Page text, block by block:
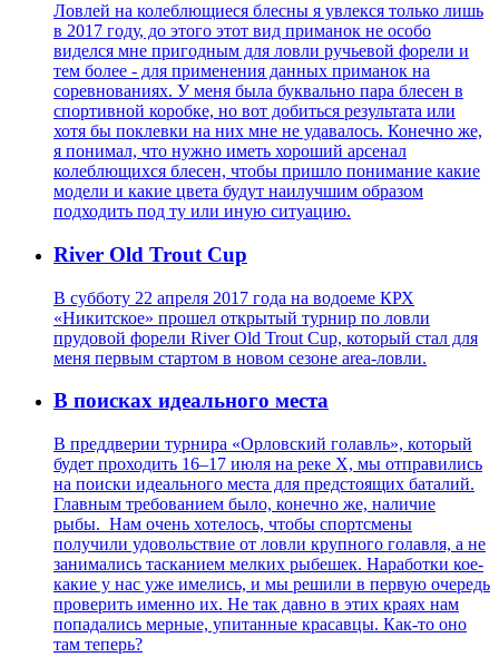
Ловлей на колеблющиеся блесны я увлекся только лишь
в 2017 году, до этого этот вид приманок не особо
виделся мне пригодным для ловли ручьевой форели и
тем более - для применения данных приманок на
соревнованиях. У меня была буквально пара блесен в
спортивной коробке, но вот добиться результата или
хотя бы поклевки на них мне не удавалось. Конечно же,
я понимал, что нужно иметь хороший арсенал
колеблющихся блесен, чтобы пришло понимание какие
модели и какие цвета будут наилучшим образом
подходить под ту или иную ситуацию.
River Old Trout Cup
В субботу 22 апреля 2017 года на водоеме КРХ
«Никитское» прошел открытый турнир по ловли
прудовой форели River Old Trout Cup, который стал для
меня первым стартом в новом сезоне area-ловли.
В поисках идеального места
В преддверии турнира «Орловский голавль», который
будет проходить 16–17 июля на реке Х, мы отправились
на поиски идеального места для предстоящих баталий.
Главным требованием было, конечно же, наличие
рыбы. Нам очень хотелось, чтобы спортсмены
получили удовольствие от ловли крупного голавля, а не
занимались тасканием мелких рыбешек. Наработки кое-
какие у нас уже имелись, и мы решили в первую очередь
проверить именно их. Не так давно в этих краях нам
попадались мерные, упитанные красавцы. Как-то оно
там теперь?